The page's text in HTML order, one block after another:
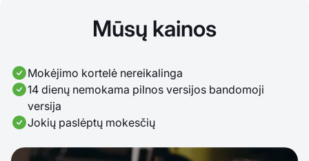
Mūsų kainos
Mokėjimo kortelė nereikalinga
14 dienų nemokama pilnos versijos bandomoji
versija
Jokių paslėptų mokesčių